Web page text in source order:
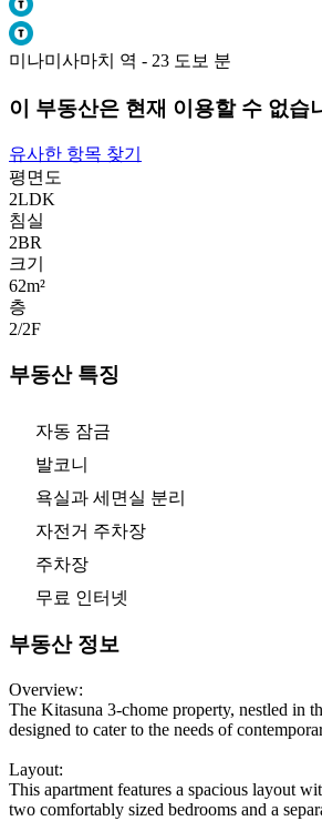
미나미사마치 역 - 23 도보 분
이 부동산은 현재 이용할 수 없습
유사한 항목 찾기
평면도
2LDK
침실
2BR
크기
62m²
층
2/2F
부동산 특징
자동 잠금
발코니
욕실과 세면실 분리
자전거 주차장
주차장
무료 인터넷
부동산 정보
Overview:
The Kitasuna 3-chome property, nestled in
designed to cater to the needs of
Layout:
This apartment features a spacious layout
two comfortably sized bedrooms and a